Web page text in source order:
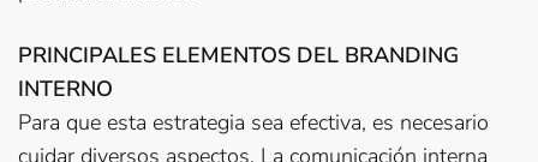
PRINCIPALES ELEMENTOS DEL BRANDING
INTERNO
Para que esta estrategia sea efectiva, es necesario